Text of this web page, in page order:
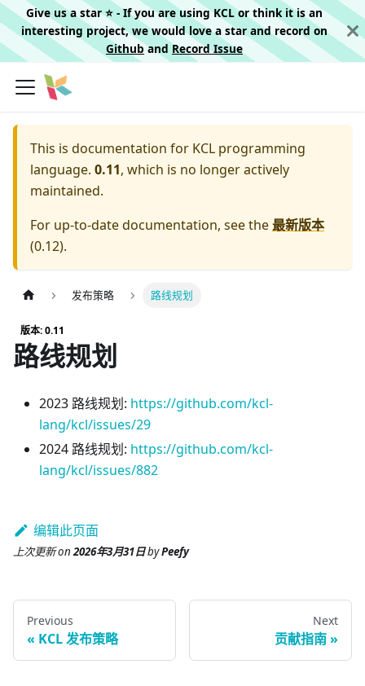
Give us a star ⭐️ - If you are using KCL or think it is an
interesting project, we would love a star and record on
Githuband Record Issue
This is documentation for KCL programming
language. 0.11, which is no longer actively
maintained.
For up-to-date documentation, see the最新版本
(0.12).
发布策略 路线规划
版本: 0.11
路线规划
2023 路线规划: https://github.com/kcl-
lang/kcl/issues/29
2024 路线规划: https://github.com/kcl-
lang/kcl/issues/882
编辑此页面
上次更新on2026年3月31日byPeefy
Previous
KCL 发布策略
Next
贡献指南